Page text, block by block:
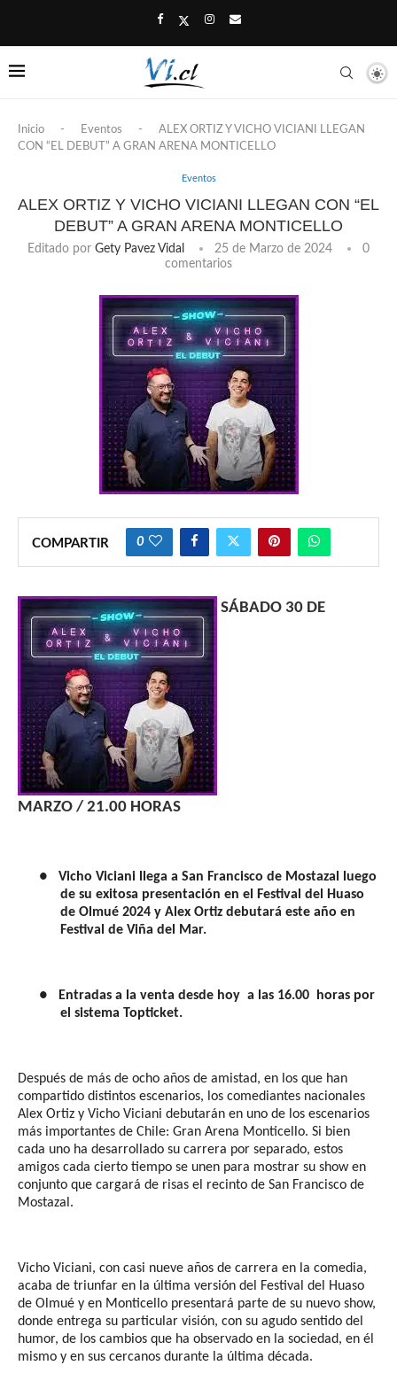
Inicio - Eventos -
ALEX ORTIZ Y VICHO VICIANI LLEGAN
CON “EL DEBUT” A GRAN ARENA MONTICELLO
Eventos
ALEX ORTIZ Y VICHO VICIANI LLEGAN CON “EL
DEBUT” A GRAN ARENA MONTICELLO
Editado por Gety Pavez Vidal 25 de Marzo de 2024
0
comentarios
COMPARTIR 0
SÁBADO 30 DE
MARZO / 21.00 HORAS
●
Vicho Viciani llega a San Francisco de Mostazal luego
de su exitosa presentación en el Festival del Huaso
de Olmué 2024 y Alex Ortiz debutará este año en
Festival de Viña del Mar.
● Entradas a la venta desde hoy a las 16.00
horas por
el sistema Topticket.
Después de más de ocho años de amistad, en los que han
compartido distintos escenarios, los comediantes nacionales
Alex Ortiz y Vicho Viciani debutarán en uno de los escenarios
más importantes de Chile: Gran Arena Monticello. Si bien
cada uno ha desarrollado su carrera por separado, estos
amigos cada cierto tiempo se unen para mostrar su show en
conjunto que cargará de risas el recinto de San Francisco de
Mostazal.
Vicho Viciani, con casi nueve años de carrera en la comedia,
acaba de triunfar en la última versión del Festival del Huaso
de Olmué y en Monticello presentará parte de su nuevo show,
donde entrega su particular visión, con su agudo sentido del
humor, de los cambios que ha observado en la sociedad, en él
mismo y en sus cercanos durante la última década.